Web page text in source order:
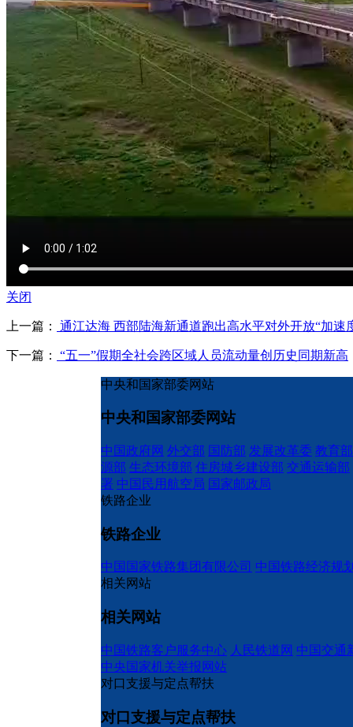
关闭
上一篇： 通江达海 西部陆海新通道跑出高水平对外开放“加速
下一篇： “五一”假期全社会跨区域人员流动量创历史同期新高
中央和国家部委网站
中央和国家部委网站
中国政府网 外交部 国防部 发展改革委 教育部
源部 生态环境部 住房城乡建设部 交通运输部
署 中国民用航空局 国家邮政局
铁路企业
铁路企业
中国国家铁路集团有限公司 中国铁路经济规
相关网站
相关网站
中国铁路客户服务中心 人民铁道网 中国交通
中央国家机关举报网站
对口支援与定点帮扶
对口支援与定点帮扶